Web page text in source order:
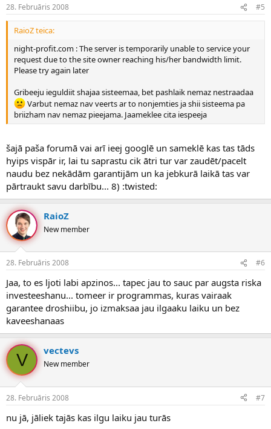
28. Februāris 2008 #5
RaioZ teica:
night-profit.com : The server is temporarily unable to service your
request due to the site owner reaching his/her bandwidth limit.
Please try again later
Gribeeju ieguldiit shajaa sisteemaa, bet pashlaik nemaz nestraadaa
Varbut nemaz nav veerts ar to nonjemties ja shii sisteema pa
briizham nav nemaz pieejama. Jaameklee cita iespeeja
šajā paša forumā vai arī ieej googlē un sameklē kas tas tāds
hyips vispār ir, lai tu saprastu cik ātri tur var zaudēt/pacelt
naudu bez nekādām garantijām un ka jebkurā laikā tas var
pārtraukt savu darbību... 8) :twisted:
RaioZ
New member
28. Februāris 2008 #6
Jaa, to es ljoti labi apzinos... tapec jau to sauc par augsta riska
investeeshanu... tomeer ir programmas, kuras vairaak
garantee droshiibu, jo izmaksaa jau ilgaaku laiku un bez
kaveeshanaas
V vectevs
New member
28. Februāris 2008 #7
nu jā, jāliek tajās kas ilgu laiku jau turās